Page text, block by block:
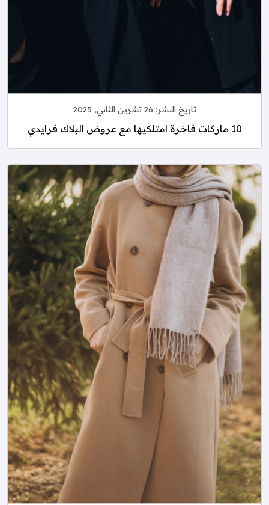
تاريخ النشر: 26 تشرين الثاني, 2025
10 ماركات فاخرة امتلكيها مع عروض البلاك فرايدي